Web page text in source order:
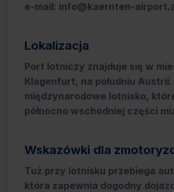
e-mail: info@kaernten-
Lokalizacja
Port lotniczy znajduje się w
Klagenfurt, na południu Austrii.
międzynarodowe lotnisko,
północno wschodniej części
Wskazówki dla
Tuż przy lotnisku przebiega
która zapewnia dogodny